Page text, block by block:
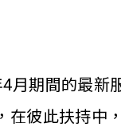
4月期間的最新
彼此扶持中